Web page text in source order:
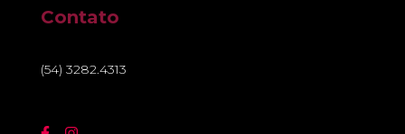
Contato
(54) 3282.4313